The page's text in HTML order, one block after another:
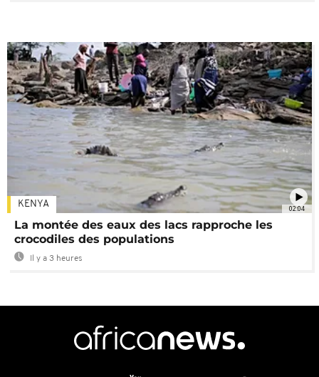
02:04
KENYA
La montée des eaux des lacs rapproche les
crocodiles des populations
Il y a 3 heures